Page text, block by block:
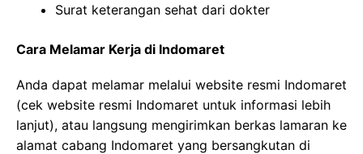
Surat keterangan sehat dari dokter
Cara Melamar Kerja di Indomaret
Anda dapat melamar melalui website resmi Indomaret
(cek website resmi Indomaret untuk informasi lebih
lanjut), atau langsung mengirimkan berkas lamaran ke
alamat cabang Indomaret yang bersangkutan di